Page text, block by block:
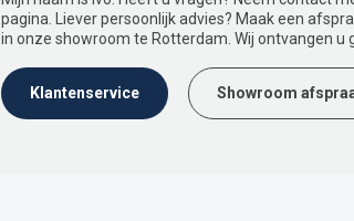
pagina. Liever persoonlijk advies? Maak een
in onze showroom te Rotterdam. Wij ontvangen u
Klantenservice Showroom